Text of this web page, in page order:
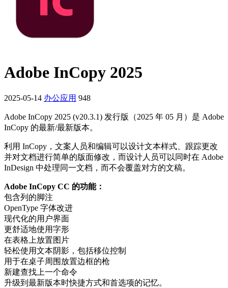
Adobe InCopy 2025
2025-05-14 办公应用 948
Adobe InCopy 2025 (v20.3.1) 发行版（2025 年 05 月）是 Adob​​e
InCopy 的最新/最新版本。
利用 InCopy，文案人员和编辑可以设计文本样式、跟踪更改
并对文档进行简单的版面修改，而设计人员可以同时在 Adobe
InDesign 中处理同一文档，而不会覆盖对方的文稿。
Adobe InCopy CC 的功能：
包含列的脚注
OpenType 字体改进
现代化的用户界面
更舒适地使用字形
在表格上放置图片
轻松使用文本阴影，包括移位控制
用于在桌子周围放置边框的枪
新建查找上一个命令
升级到最新版本时快捷方式和首选项的记忆。